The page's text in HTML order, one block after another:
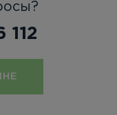
112